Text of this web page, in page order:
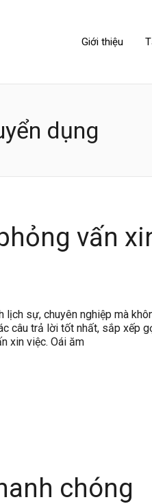
Giới thiệu
dụng
vấn
sự, chuyên nghiệp mà
câu trả lời tốt nhất, sắp xếp
xin việc. Oái ăm
chóng